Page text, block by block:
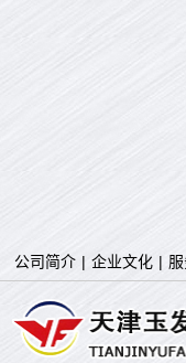
公司简介 | 企业文化 |